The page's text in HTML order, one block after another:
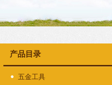
产品目录
五金工具